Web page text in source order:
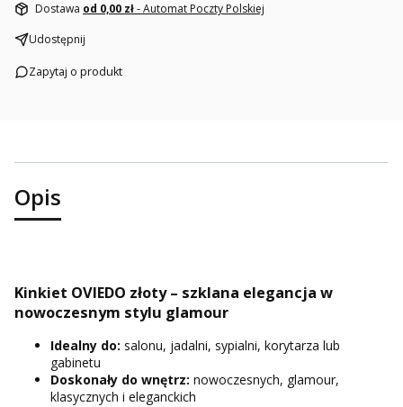
Dostawa od 0,00 zł- Automat Poczty Polskiej
Udostępnij
Zapytaj o produkt
Opis
Kinkiet OVIEDO złoty – szklana elegancja w
nowoczesnym stylu glamour
Idealny do: salonu, jadalni, sypialni, korytarza lub
gabinetu
Doskonały do wnętrz: nowoczesnych, glamour,
klasycznych i eleganckich